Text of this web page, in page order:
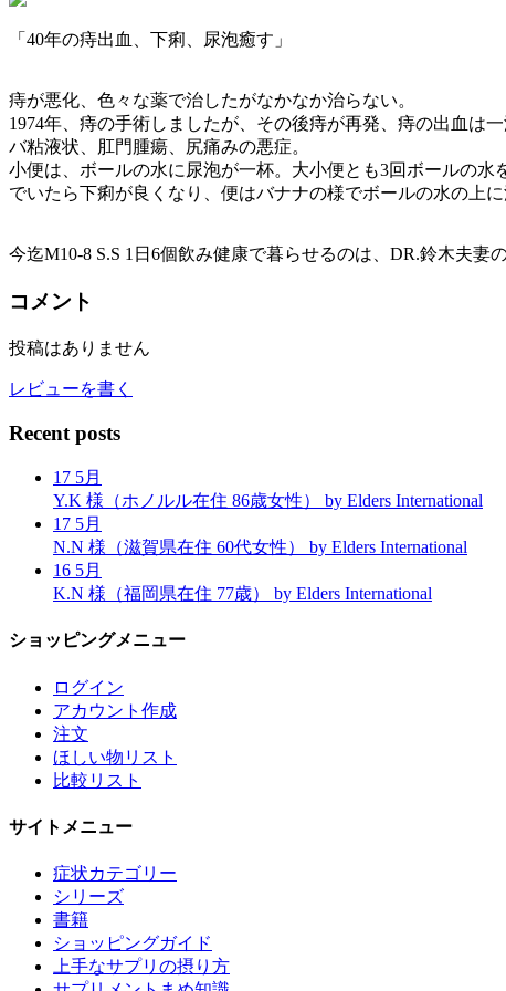
「40年の痔出血、下痢、尿泡癒す」
痔が悪化、色々な薬で治したがなかなか治らない。
1974年、痔の手術しましたが、その後痔が再発、痔の出血は
バ粘液状、肛門腫瘍、尻痛みの悪症。
小便は、ボールの水に尿泡が一杯。大小便とも3回ボールの
でいたら下痢が良くなり、便はバナナの様でボールの水の上
今迄M10-8 S.S 1日6個飲み健康で暮らせるのは、DR.鈴木夫妻
コメント
投稿はありません
レビューを書く
Recent posts
17 5月
Y.K 様（ホノルル在住 86歳女性）
by Elders International
17 5月
N.N 様（滋賀県在住 60代女性）
by Elders International
16 5月
K.N 様（福岡県在住 77歳）
by Elders International
ショッピングメニュー
ログイン
アカウント作成
注文
ほしい物リスト
比較リスト
サイトメニュー
症状カテゴリー
シリーズ
書籍
ショッピングガイド
上手なサプリの摂り方